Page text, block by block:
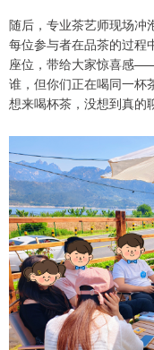
随后，专业茶艺师现场冲
每位参与者在品茶的过程
座位，带给大家惊喜感
谁，但你们正在喝同一杯
想来喝杯茶，没想到真的